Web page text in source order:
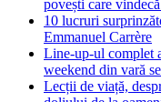
povești care
10 lucruri
Emmanuel Carrère
Line-up-ul complet
weekend din vară
Lecții de viață,